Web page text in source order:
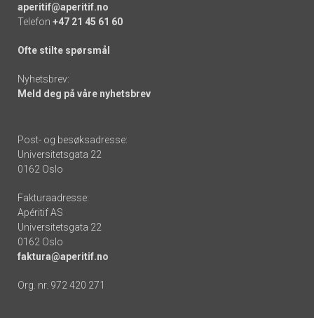
aperitif@aperitif.no
Telefon +47 21 45 61 60
Ofte stilte spørsmål
Nyhetsbrev:
Meld deg på våre nyhetsbrev
Post- og besøksadresse:
Universitetsgata 22
0162 Oslo
Fakturaadresse:
Apéritif AS
Universitetsgata 22
0162 Oslo
faktura@aperitif.no
Org. nr. 972 420 271